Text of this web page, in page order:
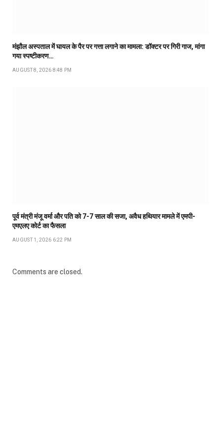
मंझौल अस्पताल में घायल के पैर पर गत्ता लगाने का मामला: डॉक्टर पर गिरी गाज, मांगा
गया स्पष्टीकरण…
AUGUST 8, 2026 8:48 PM
पूर्व मंत्री मंजू वर्मा और पति को 7-7 साल की सजा, अवैध हथियार मामले में एमपी-
एमएलए कोर्ट का फैसला
AUGUST 1, 2026 6:22 PM
Comments are closed.